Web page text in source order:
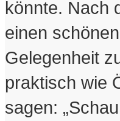
könnte. Nach
einen
Gelegenheit
praktisch wie
sagen: